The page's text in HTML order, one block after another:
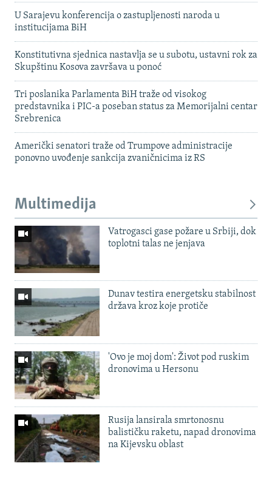
U Sarajevu konferencija o zastupljenosti naroda u
institucijama BiH
Konstitutivna sjednica nastavlja se u subotu, ustavni rok za
Skupštinu Kosova završava u ponoć
Tri poslanika Parlamenta BiH traže od visokog
predstavnika i PIC-a poseban status za Memorijalni centar
Srebrenica
Američki senatori traže od Trumpove administracije
ponovno uvođenje sankcija zvaničnicima iz RS
Multimedija
Vatrogasci gase požare u Srbiji, dok
toplotni talas ne jenjava
Dunav testira energetsku stabilnost
država kroz koje protiče
'Ovo je moj dom': Život pod ruskim
dronovima u Hersonu
Rusija lansirala smrtonosnu
balističku raketu, napad dronovima
na Kijevsku oblast